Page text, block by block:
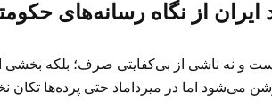
ایران از نگاه رسانه‌های
و نه ناشی از بی‌کفایتی صرف؛ بلکه بخشی
می‌شود اما در میرداماد حتی پرده‌ها تکان